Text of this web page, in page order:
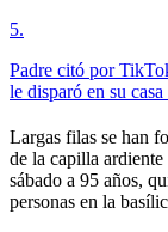
5.
Padre citó por
le disparó en su
Largas filas se han
de la capilla
sábado a 95 años,
personas en la